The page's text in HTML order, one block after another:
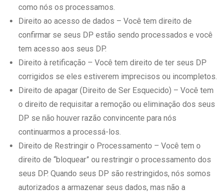
como nós os processamos.
Direito ao acesso de dados – Você tem direito de
confirmar se seus DP estão sendo processados e você
tem acesso aos seus DP.
Direito à retificação – Você tem direito de ter seus DP
corrigidos se eles estiverem imprecisos ou incompletos.
Direito de apagar (Direito de Ser Esquecido) – Você tem
o direito de requisitar a remoção ou eliminação dos seus
DP se não houver razão convincente para nós
continuarmos a processá-los.
Direito de Restringir o Processamento – Você tem o
direito de “bloquear” ou restringir o processamento dos
seus DP. Quando seus DP são restringidos, nós somos
autorizados a armazenar seus dados, mas não a